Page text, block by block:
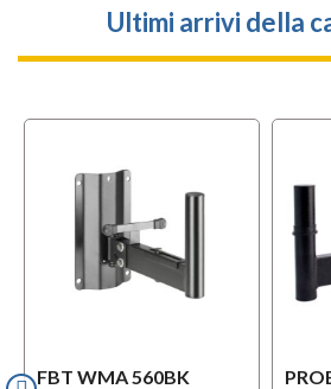
Ultimi arrivi della
FBT WMA 560BK